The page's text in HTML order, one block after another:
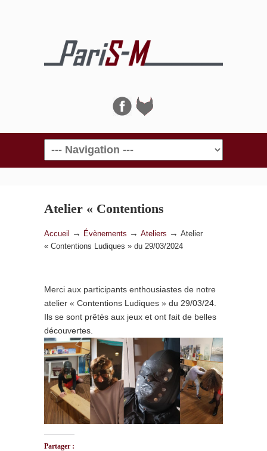
Navigation
Atelier « Contentions
Ludiques » du 29/03/2024
Accueil → Évènements → Ateliers → Atelier
« Contentions Ludiques » du 29/03/2024
Merci aux participants enthousiastes de notre
atelier « Contentions Ludiques » du 29/03/24.
Ils se sont prêtés aux jeux et ont fait de belles
découvertes.
Partager :